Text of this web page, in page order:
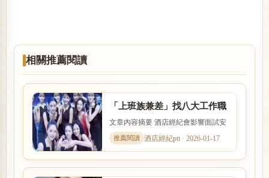
相關推薦閱讀
「上班族兼差」找八大工作職
缺－2026年8月海戀娛樂經紀
公司
文章內容摘要 酒店經紀會影響面試安
排、工作介紹、薪資說明與新人安全
感。本文以「「上班族兼差...
酒店經紀ptt · 2026-01-17